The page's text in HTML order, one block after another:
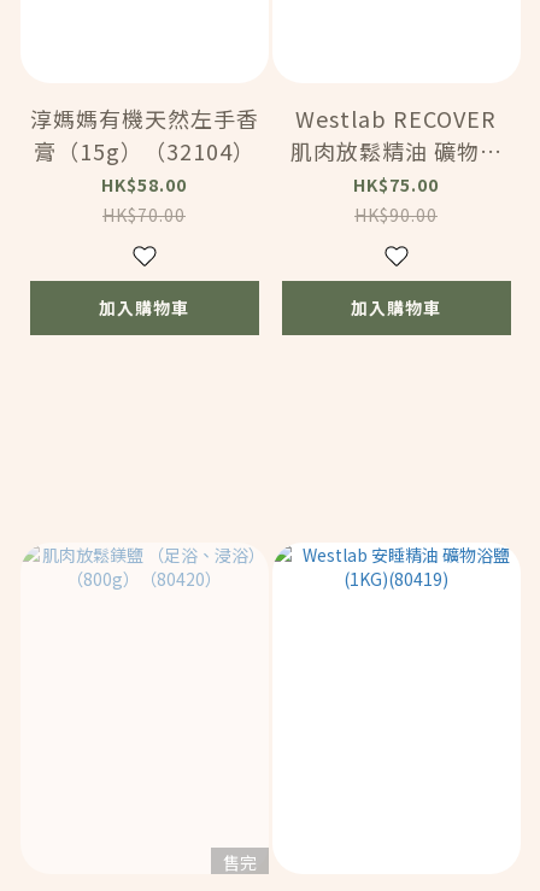
淳媽媽有機天然左手香
膏（15g）（32104）
HK$58.00
HK$70.00
加入購物車
Westlab RECOVER
肌肉放鬆精油 礦物浴
鹽(1KG) [精油配方：
白柳、尤加利、山金車
+ 瀉鹽配方] (80421)
HK$75.00
HK$90.00
加入購物車
售完